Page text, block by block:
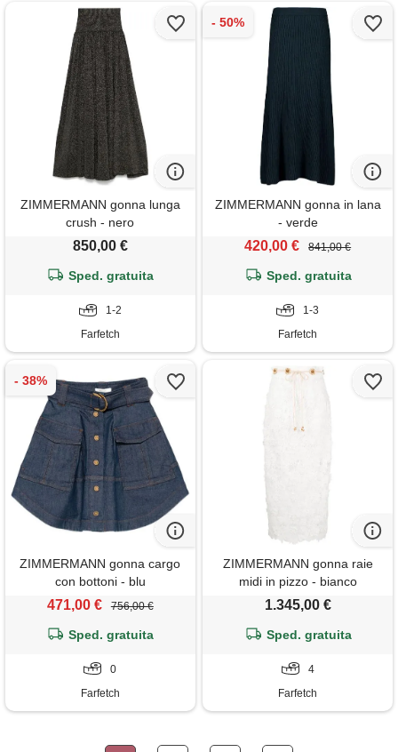
ZIMMERMANN gonna lunga
crush - nero
850,00 €
Sped. gratuita
1-2
Farfetch
ZIMMERMANN gonna in lana
- verde
420,00 € 841,00 €
Sped. gratuita
1-3
Farfetch
ZIMMERMANN gonna cargo
con bottoni - blu
471,00 € 756,00 €
Sped. gratuita
0
Farfetch
ZIMMERMANN gonna raie
midi in pizzo - bianco
1.345,00 €
Sped. gratuita
4
Farfetch